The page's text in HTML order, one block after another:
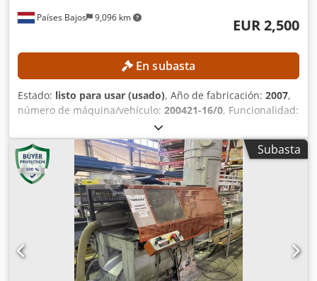
Países Bajos 9,096 km EUR 2,500
En subasta
Estado: listo para usar (usado), Año de fabricación: 2007,
número de máquina/vehículo: 200421-16/0, Funcionalidad:
, peso total:
cinta de sierra:4,640 mm, ancho de banda de la sierra:34
mm, DETALLES TÉCNICOS Tipo de sierra: Semiautomática
Orientación: Horizontal Corte a inglete: Sí Csdpfx
Abjzrmniowjha Capacidad de corte (material redondo): 360
mm Longitud de la hoja de sierra: 4.640 mm Ancho de la
hoja de sierra: 34 mm Grosor de la hoja de sierra: 1,1 mm
DETALLES DE LA MÁQUINA Sistema de control:
Programación manual Sujeción de la pieza: Hidráulica
Potencia: 3,5 kW Peso para el transporte: 1.500 kg
Paquetes para el transporte: 1 unidad EQUIPAMIENTO
Subasta